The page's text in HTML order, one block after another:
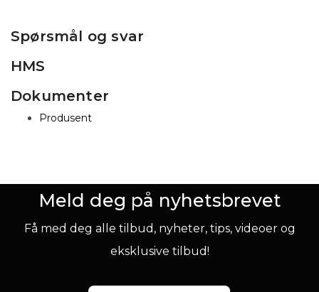
Spørsmål og svar
HMS
Dokumenter
Produsent
Meld deg på nyhetsbrevet
Få med deg alle tilbud, nyheter, tips, videoer og
eksklusive tilbud!